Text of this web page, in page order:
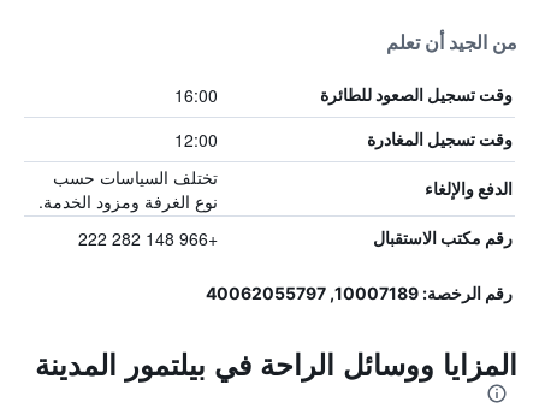
من الجيد أن تعلم
وقت تسجيل الصعود للطائرة 16:00
وقت تسجيل المغادرة 12:00
الدفع والإلغاء
تختلف السياسات حسب
نوع الغرفة ومزود الخدمة.
رقم مكتب الاستقبال +966 148 282 222
رقم الرخصة: 10007189, 40062055797
المزايا ووسائل الراحة في بيلتمور المدينة